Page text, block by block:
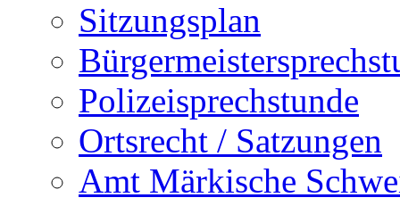
Sitzungsplan
Polizeisprechstunde
Ortsrecht / Satzungen
Amt Märkische